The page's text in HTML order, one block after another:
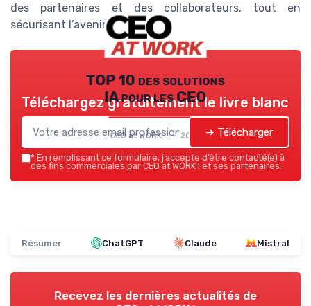
des partenaires et des collaborateurs, tout en
sécurisant l’avenir de l’entreprise.
TOP 10 des solutions
IA pour les CEO
CEO at WORK ! — 2026
Téléchargez gratuitement le livre blanc
➔ Télécharger
* En remplissant ce formulaire, j’accepte d’être contacté(e) à
des fins commerciales par CEO at WORK ! et ses partenaires.
Résumer ChatGPT Claude Mistral
Recevez les dernières actualités de